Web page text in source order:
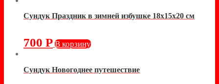
Сундук Праздник в зимней избушке 18х15х20 см
700 Р В корзину
Сундук Новогоднее путешествие